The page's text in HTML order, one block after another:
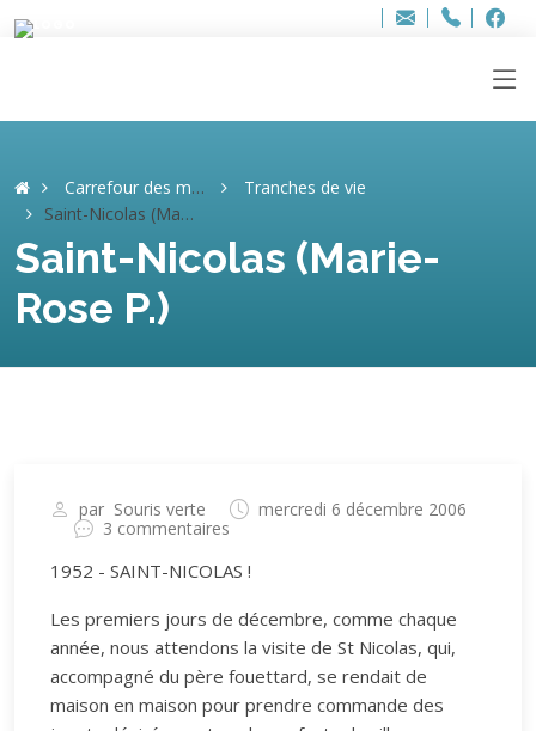
Adresse
info..hâthe..
Tel.
Tel.
Carrefour des mémoires
Tranches de vie
Saint-Nicolas (Marie-Rose P.)
Saint-Nicolas (Marie-
Rose P.)
par Souris verte
mercredi 6 décembre 2006
3 commentaires
1952 - SAINT-NICOLAS !
Les premiers jours de décembre, comme chaque
année, nous attendons la visite de St Nicolas, qui,
accompagné du père fouettard, se rendait de
maison en maison pour prendre commande des